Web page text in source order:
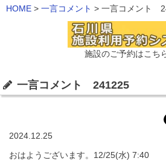
HOME > 一言コメント > 一言コメント
施設のご予約はこち
一言コメント 241225
2024.12.25
おはようございます。12/25(水) 7:40